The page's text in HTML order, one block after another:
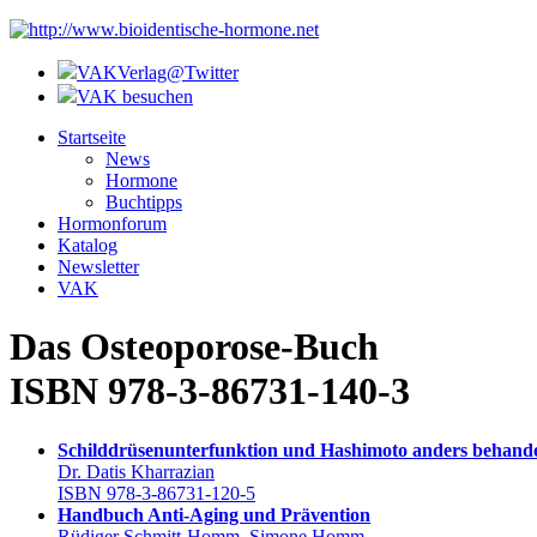
VAKVerlag@Twitter
VAK besuchen
Startseite
News
Hormone
Buchtipps
Hormonforum
Katalog
Newsletter
VAK
Das Osteoporose-Buch
ISBN 978-3-86731-140-3
Schilddrüsenunterfunktion und Hashimoto anders
Dr. Datis Kharrazian
ISBN 978-3-86731-120-5
Handbuch Anti-Aging und Prävention